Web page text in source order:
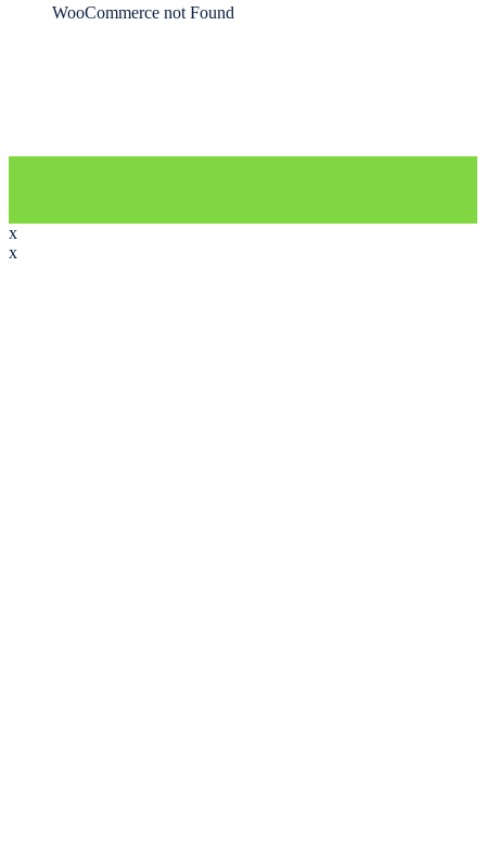
WooCommerce not Found
x
x